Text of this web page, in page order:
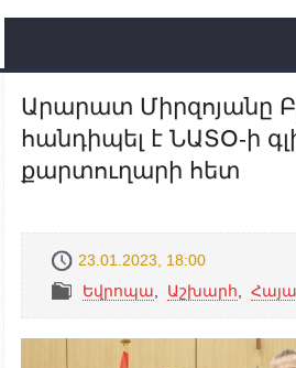
Արարատ Միրզոյանը
հանդիպել է ՆԱՏՕ-ի
քարտուղարի հետ
23.01.2023, 18:00
Եվրոպա
Աշխարհ